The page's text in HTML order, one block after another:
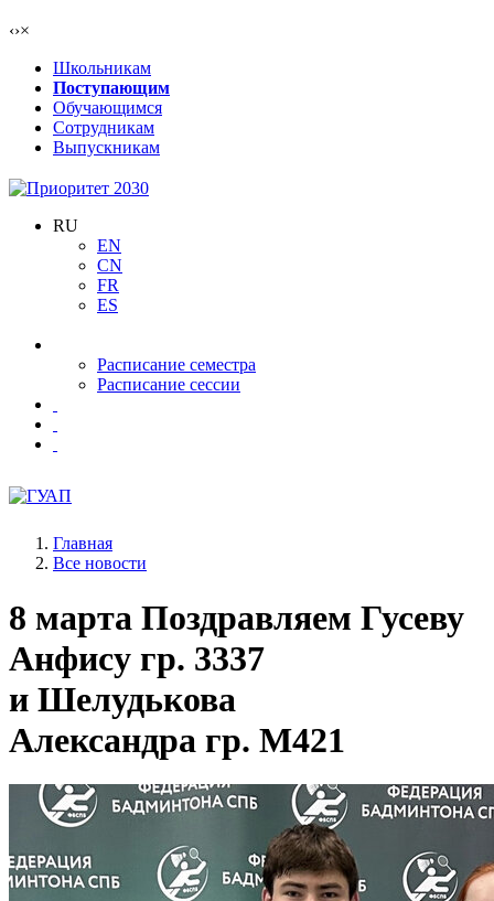
‹›×
Школьникам
Поступающим
Обучающимся
Сотрудникам
Выпускникам
RU
EN
CN
FR
ES
Расписание семестра
Расписание сессии
Главная
Все новости
8 марта Поздравляем Гусеву
Анфису гр. 3337
и Шелудькова
Александра гр. М421